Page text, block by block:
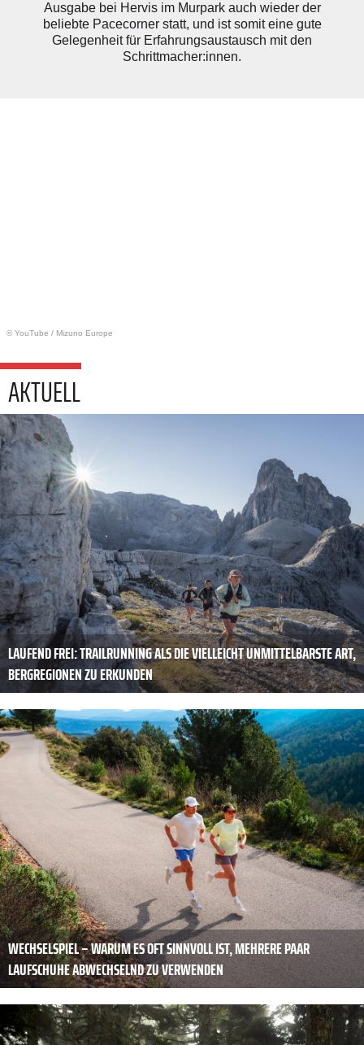
Ausgabe bei Hervis im Murpark auch wieder der
beliebte Pacecorner statt, und ist somit eine gute
Gelegenheit für Erfahrungsaustausch mit den
Schrittmacher:innen.
© YouTube / Mizuno Europe
AKTUELL
LAUFEND FREI: TRAILRUNNING ALS DIE VIELLEICHT UNMITTELBARSTE ART,
BERGREGIONEN ZU ERKUNDEN
WECHSELSPIEL – WARUM ES OFT SINNVOLL IST, MEHRERE PAAR
LAUFSCHUHE ABWECHSELND ZU VERWENDEN